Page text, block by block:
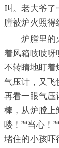
叫。老大爷了
膛被炉火照得
炉膛里的火
着风箱吱吱呀
不转睛地盯着
气压计，又飞
再看一眼气压
棒，从炉膛上
喽！”“当心！
堵住的小孩吓